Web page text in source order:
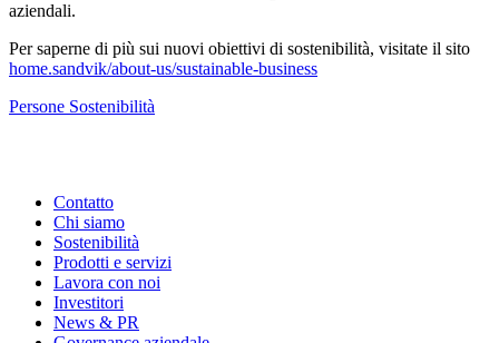
aziendali.
Per saperne di più sui nuovi obiettivi di sostenibilità, visitate il sito
home.sandvik/about-us/sustainable-business
Persone Sostenibilità
Contatto
Chi siamo
Sostenibilità
Prodotti e servizi
Lavora con noi
Investitori
News & PR